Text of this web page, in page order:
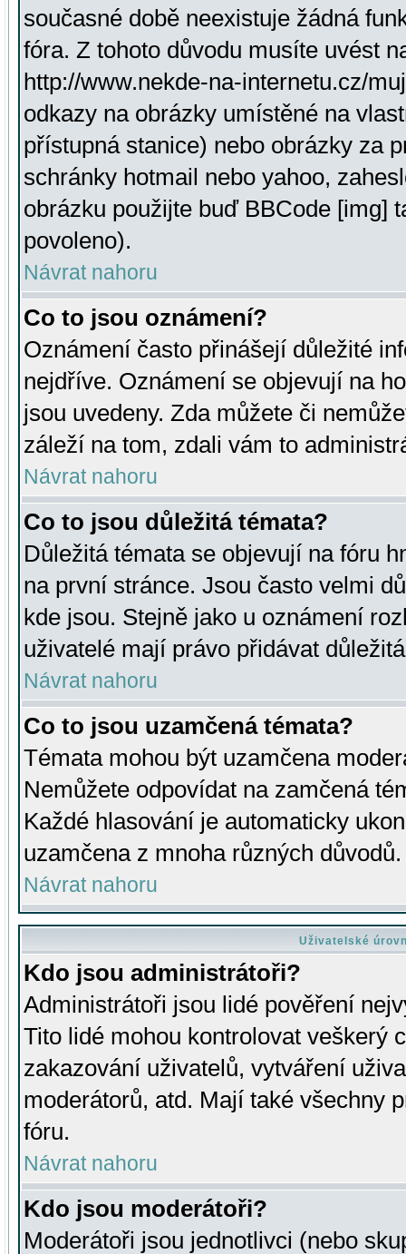
současné době neexistuje žádná
fóra. Z tohoto důvodu musíte uvést
http://www.nekde-na-internetu.cz/
odkazy na obrázky umístěné na
přístupná stanice) nebo obrázky za
schránky hotmail nebo yahoo,
obrázku použijte buď BBCode [img]
povoleno).
Návrat nahoru
Co to jsou oznámení?
Oznámení často přinášejí důležité
nejdříve. Oznámení se objevují na
jsou uvedeny. Zda můžete či
záleží na tom, zdali vám to
Návrat nahoru
Co to jsou důležitá témata?
Důležitá témata se objevují na fóru
na první stránce. Jsou často velmi
kde jsou. Stejně jako u oznámení
uživatelé mají právo přidávat
Návrat nahoru
Co to jsou uzamčená témata?
Témata mohou být uzamčena
Nemůžete odpovídat na zamčená
Každé hlasování je automaticky
uzamčena z mnoha různých důvodů.
Návrat nahoru
Uživatelské
Kdo jsou administrátoři?
Administrátoři jsou lidé pověření
Tito lidé mohou kontrolovat veškerý
zakazování uživatelů, vytváření
moderátorů, atd. Mají také všechny
fóru.
Návrat nahoru
Kdo jsou moderátoři?
Moderátoři jsou jednotlivci (nebo